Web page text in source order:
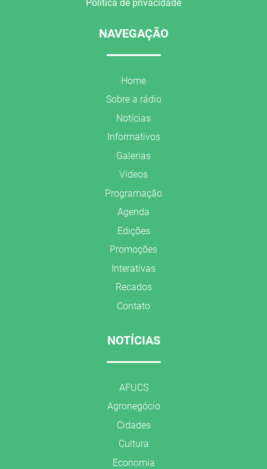
Política de privacidade
NAVEGAÇÃO
Home
Sobre a rádio
Notícias
Informativos
Galerias
Vídeos
Programação
Agenda
Edições
Promoções
Interativas
Recados
Contato
NOTÍCIAS
AFUCS
Agronegócio
Cidades
Cultura
Economia